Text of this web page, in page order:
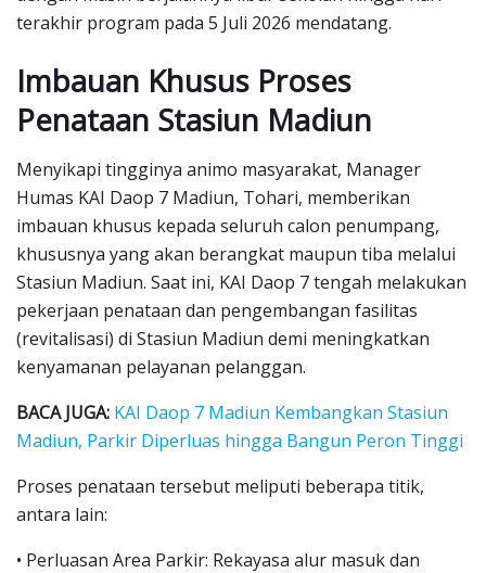
terakhir program pada 5 Juli 2026 mendatang.
Imbauan Khusus Proses
Penataan Stasiun Madiun
Menyikapi tingginya animo masyarakat, Manager
Humas KAI Daop 7 Madiun, Tohari, memberikan
imbauan khusus kepada seluruh calon penumpang,
khususnya yang akan berangkat maupun tiba melalui
Stasiun Madiun. Saat ini, KAI Daop 7 tengah melakukan
pekerjaan penataan dan pengembangan fasilitas
(revitalisasi) di Stasiun Madiun demi meningkatkan
kenyamanan pelayanan pelanggan.
BACA JUGA: KAI Daop 7 Madiun Kembangkan Stasiun
Madiun, Parkir Diperluas hingga Bangun Peron Tinggi
Proses penataan tersebut meliputi beberapa titik,
antara lain:
• Perluasan Area Parkir: Rekayasa alur masuk dan